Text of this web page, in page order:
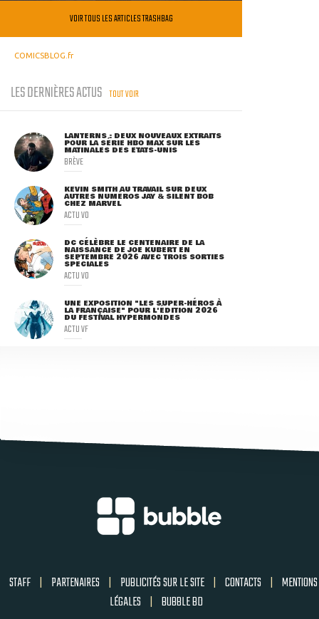
VOIR TOUS LES ARTICLES TRASHBAG
COMICSBLOG.fr
LES DERNIÈRES ACTUS TOUT VOIR
LANTERNS : DEUX NOUVEAUX EXTRAITS
POUR LA SÉRIE HBO MAX SUR LES
MATINALES DES ETATS-UNIS
BRÈVE
KEVIN SMITH AU TRAVAIL SUR DEUX
AUTRES NUMÉROS JAY & SILENT BOB
CHEZ MARVEL
ACTU VO
DC CÉLÈBRE LE CENTENAIRE DE LA
NAISSANCE DE JOE KUBERT EN
SEPTEMBRE 2026 AVEC TROIS SORTIES
SPÉCIALES
ACTU VO
UNE EXPOSITION "LES SUPER-HÉROS À
LA FRANÇAISE" POUR L'ÉDITION 2026
DU FESTIVAL HYPERMONDES
ACTU VF
STAFF | PARTENAIRES | PUBLICITÉS SUR LE SITE | CONTACTS | MENTIONS
LÉGALES | BUBBLE BD